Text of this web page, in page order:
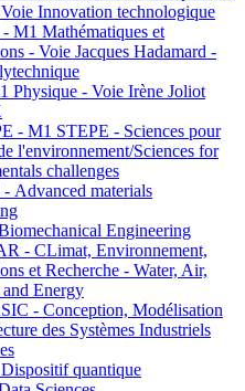
Innovation technologique
M1 Mathématiques et
- Voie Jacques Hadamard -
Physique - Voie Irène Joliot
- M1 STEPE - Sciences pour
l'environnement/Sciences for
challenges
Advanced materials
Engineering
- CLimat, Environnement,
et Recherche - Water, Air,
Energy
- Conception, Modélisation
des Systèmes Industriels
quantique